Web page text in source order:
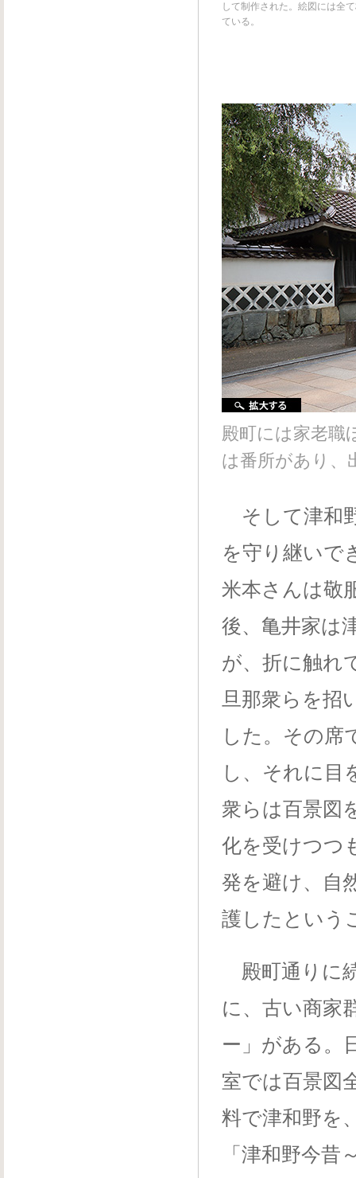
して制作された。絵図には全
ている。
殿町には家老職
は番所があり、
そして津和
を守り継いで
米本さんは敬
後、亀井家は
が、折に触れ
旦那衆らを招
した。その席
し、それに目
衆らは百景図
化を受けつつ
発を避け、自
護したという
殿町通りに
に、古い商家
ー」がある。
室では百景図
料で津和野を
「津和野今